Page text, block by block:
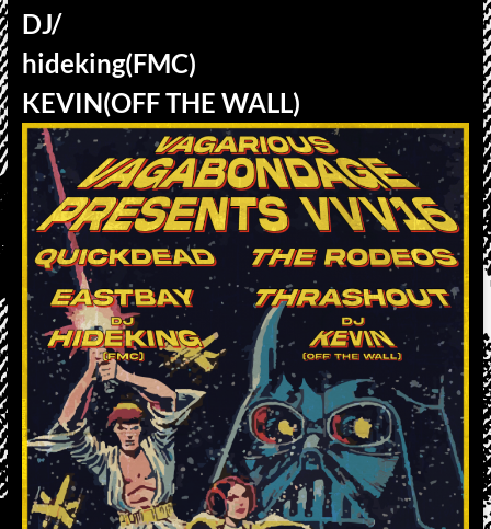
DJ/
hideking(FMC)
KEVIN(OFF THE WALL)